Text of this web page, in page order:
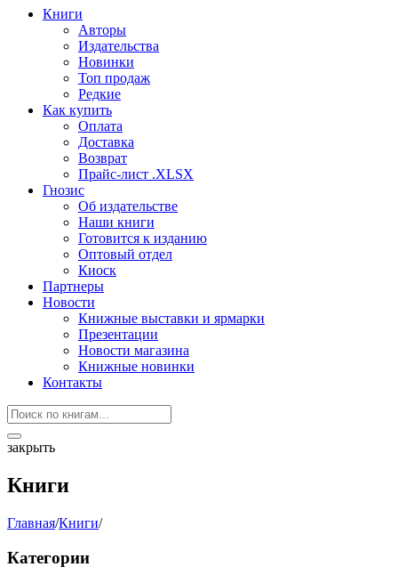
Книги
Авторы
Издательства
Новинки
Топ продаж
Редкие
Как купить
Оплата
Доставка
Возврат
Прайс-лист .XLSX
Гнозис
Об издательстве
Наши книги
Готовится к изданию
Оптовый отдел
Киоск
Партнеры
Новости
Книжные выставки и ярмарки
Презентации
Новости магазина
Книжные новинки
Контакты
закрыть
Книги
Главная/Книги/
Категории